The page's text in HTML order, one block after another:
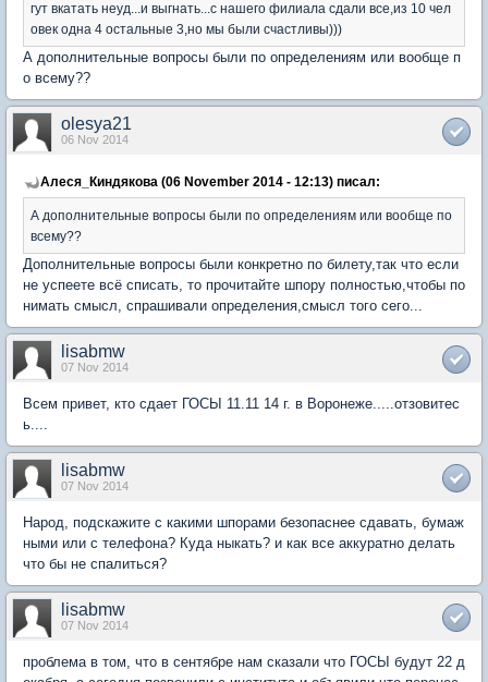
гут вкатать неуд...и выгнать...с нашего филиала сдали все,из 10 чел
овек одна 4 остальные 3,но мы были счастливы)))
А дополнительные вопросы были по определениям или вообще п
о всему??
olesya21
06 Nov 2014
Алеся_Киндякова (06 November 2014 - 12:13) писал:
А дополнительные вопросы были по определениям или вообще по
всему??
Дополнительные вопросы были конкретно по билету,так что если
не успеете всё списать, то прочитайте шпору полностью,чтобы по
нимать смысл, спрашивали определения,смысл того сего...
lisabmw
07 Nov 2014
Всем привет, кто сдает ГОСЫ 11.11 14 г. в Воронеже.....отзовитес
ь....
lisabmw
07 Nov 2014
Народ, подскажите с какими шпорами безопаснее сдавать, бумаж
ными или с телефона? Куда ныкать? и как все аккуратно делать
что бы не спалиться?
lisabmw
07 Nov 2014
проблема в том, что в сентябре нам сказали что ГОСЫ будут 22 д